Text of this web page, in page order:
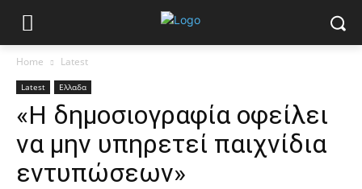
Home Latest
Latest Ελλαδα
«Η δημοσιογραφία οφείλει
να μην υπηρετεί παιχνίδια
εντυπώσεων»